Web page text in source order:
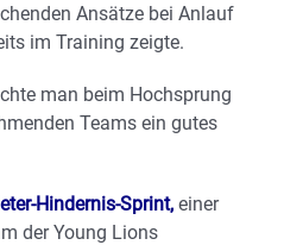
Ansätze bei Anlauf
im Training zeigte.
man beim Hochsprung
Teams ein gutes
Hindernis-Sprint, einer
der Young Lions